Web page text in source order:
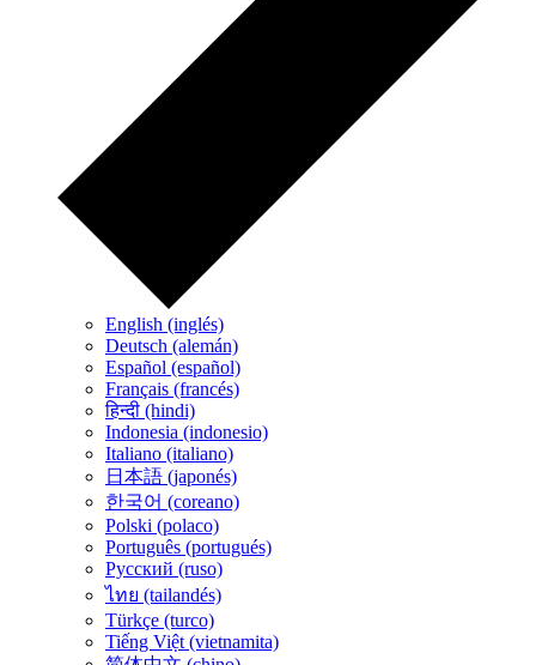
English (inglés)
Deutsch (alemán)
Español (español)
Français (francés)
हिन्दी (hindi)
Indonesia (indonesio)
Italiano (italiano)
日本語 (japonés)
한국어 (coreano)
Polski (polaco)
Português (portugués)
Русский (ruso)
ไทย (tailandés)
Türkçe (turco)
Tiếng Việt (vietnamita)